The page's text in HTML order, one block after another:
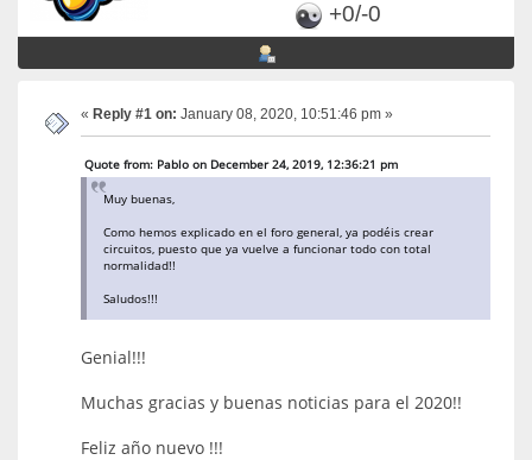
+0/-0
« Reply #1 on: January 08, 2020, 10:51:46 pm »
Quote from: Pablo on December 24, 2019, 12:36:21 pm
Muy buenas,
Como hemos explicado en el foro general, ya podéis crear
circuitos, puesto que ya vuelve a funcionar todo con total
normalidad!!
Saludos!!!
Genial!!!
Muchas gracias y buenas noticias para el 2020!!
Feliz año nuevo !!!